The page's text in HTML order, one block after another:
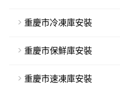
重慶市冷凍庫安裝
重慶市保鮮庫安裝
重慶市速凍庫安裝